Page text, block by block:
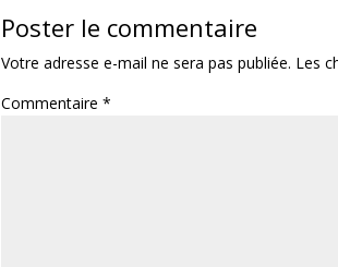
Poster le commentaire
Votre adresse e-mail ne sera pas publiée. Les
Commentaire*